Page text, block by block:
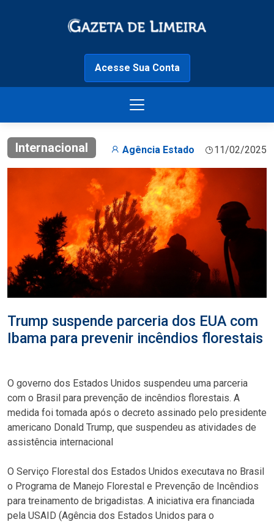
Acesse Sua Conta
Internacional Agência Estado 11/02/2025
Trump suspende parceria dos EUA com
Ibama para prevenir incêndios florestais
O governo dos Estados Unidos suspendeu uma parceria
com o Brasil para prevenção de incêndios florestais. A
medida foi tomada após o decreto assinado pelo presidente
americano Donald Trump, que suspendeu as atividades de
assistência internacional
O Serviço Florestal dos Estados Unidos executava no Brasil
o Programa de Manejo Florestal e Prevenção de Incêndios
para treinamento de brigadistas. A iniciativa era financiada
pela USAID (Agência dos Estados Unidos para o